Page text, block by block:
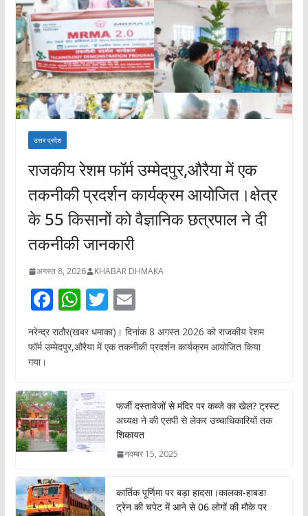
उत्तर प्रदेश
राजकीय रेशम फॉर्म उम्मेदपुर,औरैया में एक
तकनीकी प्रदर्शन कार्यक्रम आयोजित।क्षेत्र
के 55 किसानों को वैज्ञानिक छत्रपाल ने दी
तकनीकी जानकारी
अगस्त 8, 2026 KHABAR DHMAKA
F
ac
e
o
o
k
W
h
at
A
p
p
T
w
itt
E
m
ai
नरेन्द्र राठौर(खबर धमाका)। दिनांक 8 अगस्त 2026 को राजकीय रेशम
फॉर्म उम्मेदपुर,औरैया में एक तकनीकी प्रदर्शन कार्यक्रम आयोजित किया
गया।
फर्जी दस्तावेजों से मंदिर पर कब्जे का खेल? ट्रस्ट
अध्यक्ष ने की एसपी से लेकर उच्चाधिकारियों तक
शिकायत
नवम्बर 15, 2025
कार्तिक पूर्णिमा पर बड़ा हादसा।कालका-हाबडा
ट्रेन की चपेट में आने से 06 लोगों की मौके पर